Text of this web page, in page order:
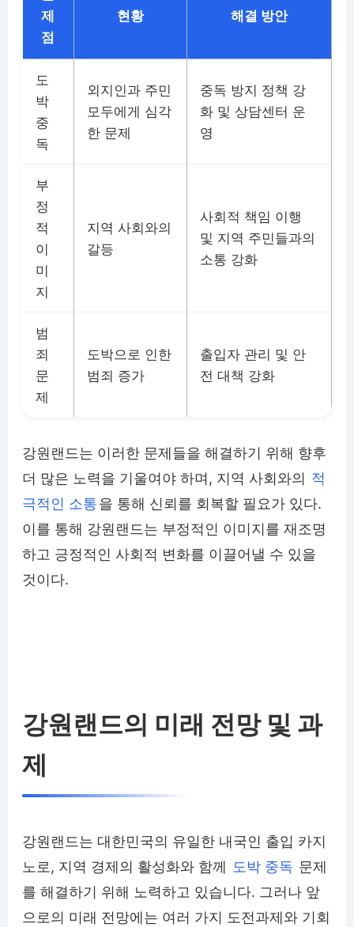
제
점
현황 해결 방안
도
박
중
독
외지인과 주민
모두에게 심각
한 문제
중독 방지 정책 강
화 및 상담센터 운
영
부
정
적
이
미
지
지역 사회와의
갈등
사회적 책임 이행
및 지역 주민들과의
소통 강화
범
죄
문
제
도박으로 인한
범죄 증가
출입자 관리 및 안
전 대책 강화
강원랜드는 이러한 문제들을 해결하기 위해 향후
더 많은 노력을 기울여야 하며, 지역 사회와의 적
극적인 소통을 통해 신뢰를 회복할 필요가 있다.
이를 통해 강원랜드는 부정적인 이미지를 재조명
하고 긍정적인 사회적 변화를 이끌어낼 수 있을
것이다.
강원랜드의 미래 전망 및 과
제
강원랜드는 대한민국의 유일한 내국인 출입 카지
노로, 지역 경제의 활성화와 함께 도박 중독 문제
를 해결하기 위해 노력하고 있습니다. 그러나 앞
으로의 미래 전망에는 여러 가지 도전과제와 기회